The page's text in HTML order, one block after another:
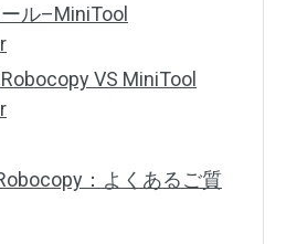
ル–MiniTool
VS MiniTool
：よくあるご質